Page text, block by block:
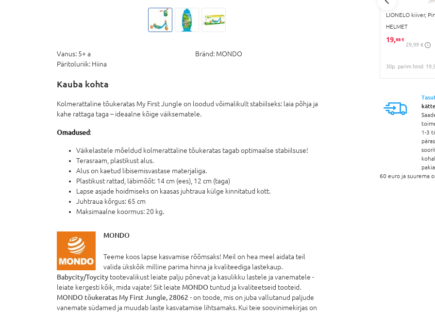
Vanus: 5+ a Bränd: MONDO
Päritoluriik: Hiina
Kauba kohta
Kolmerattaline tõukeratas My First Jungle on loodud võimalikult stabiilseks: laia põhja ja
kahe rattaga taga – ideaalne kõige väiksematele.
Omadused:
Väikelastele mõeldud kolmerattaline tõukeratas tagab optimaalse stabiilsuse!
Terasraam, plastikust alus.
Alus on kaetud libisemisvastase materjaliga.
Plastikust rattad, läbimõõt: 14 cm (ees), 12 cm (taga)
Lapse asjade hoidmiseks on kaasas juhtraua külge kinnitatud kott.
Juhtraua kõrgus: 65 cm
Maksimaalne koormus: 20 kg.
MONDO
Teeme koos lapse kasvamise rõõmsaks! Meil on hea meel aidata teil
valida ükskõik milline parima hinna ja kvaliteediga lastekaup.
Babycity/Toycity tootevalikust leiate palju põnevat ja kasulikku lastele ja vanematele -
leiate kergesti kõik, mida vajate! Siit leiate MONDO tuntud ja kvaliteetseid tooteid.
MONDO tõukeratas My First Jungle, 28062 - on toode, mis on juba vallutanud paljude
vanemate südamed ja muudab laste kasvatamise lihtsamaks. Kui teie soovinimekirjas on
SEVEN POLSKA kiiver Star Wars,
59173
LIONELO kiiver,
HELMET
19,98 €
29,99 €
30p. parim hind:
1-3
60 euro ja suurema